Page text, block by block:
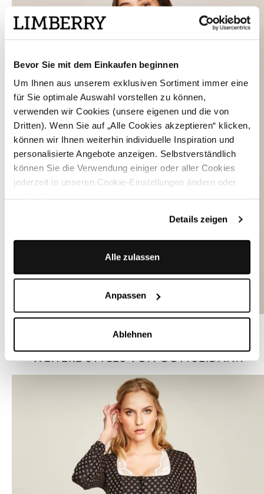
Bevor Sie mit dem Einkaufen beginnen
Um Ihnen aus unserem exklusiven Sortiment immer eine
für Sie optimale Auswahl vorstellen zu können,
verwenden wir Cookies (unsere eigenen und die von
Dritten). Wenn Sie auf „Alle Cookies akzeptieren“ klicken,
können wir Ihnen weiterhin individuelle Inspiration und
personalisierte Angebote anzeigen. Selbstverständlich
können Sie die Verwendung einiger oder aller Cookies
jederzeit in unseren Cookie-Einstellungen ändern oder
Details zeigen
Alle zulassen
Anpassen
Ablehnen
Weiße Leinenbluse mit Zierborten - LILA
WEITERE STYLES VON GOTTSEIDANK